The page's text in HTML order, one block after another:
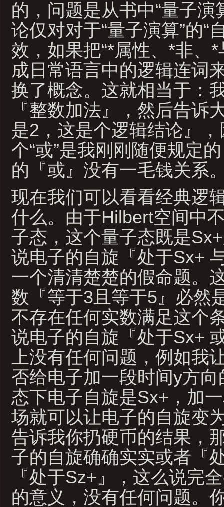
的，问题是从书中“量子演
论仅对对于“量子演算”的“
效，如果把“*属性、*非、*
成日常语言中的逻辑连词
换了概念。这就相当于：
『整数加法』，然后告诉
是2，这是个逻辑结论』
个“或”是我刚刚随便规定
的『或』没有一毛钱关系
现在我们可以看看经典逻
什么。由于Hilbert空间中
子态，这个量子态既是
说电子的自旋『处于Sx+
一个清清楚楚的假命题。
数『等于3且等于5』必然
不存在任何实数满足这个
说电子的自旋『处于Sx+
上没有任何问题，例如我
否给电子加一段时间y方
态下电子自旋是Sx+，加
场就可以让电子的自旋变
告诉我你扔硬币的结果，
子的自旋确确实实或者『
『处于Sz+』，这么说完
的意义，没有任何问题。